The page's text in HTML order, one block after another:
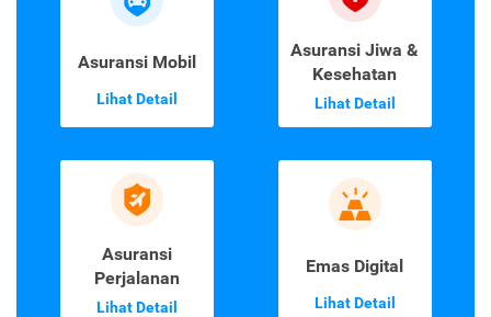
Asuransi Mobil
Lihat Detail
Asuransi Jiwa &
Kesehatan
Lihat Detail
Asuransi
Perjalanan
Lihat Detail
Emas Digital
Lihat Detail